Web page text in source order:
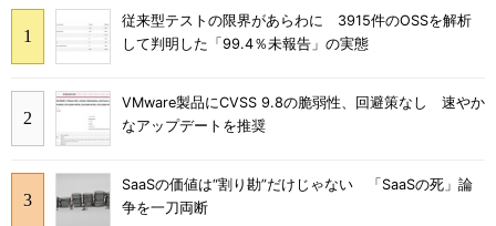
従来型テストの限界があらわに 3915件のOSSを解析
して判明した「99.4％未報告」の実態
VMware製品にCVSS 9.8の脆弱性、回避策なし 速やか
なアップデートを推奨
SaaSの価値は“割り勘”だけじゃない 「SaaSの死」論
争を一刀両断